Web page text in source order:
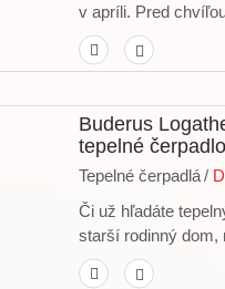
v apríli. Pred
Buderus
tepelné čerpadlo
Tepelné čerpadlá/
Či už hľadáte
starší rodinný dom,